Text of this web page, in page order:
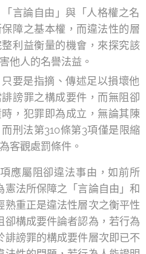
言論自由」與「人格權之名
障之基本權，而違法性的層
利益衡量的機會，來探究該
他人的名譽法益。
要是指摘、傳述足以損壞他
謗罪之構成要件，而無阻卻
，犯罪即為成立，無論其陳
刑法第310條第3項僅是限縮
客觀處罰條件。
應屬阻卻違法事由，如前所
法所保障之「言論自由」和
熟重正是違法性層次之衡平性
卻構成要件論者認為，若行為
誹謗罪的構成要件層次即已不